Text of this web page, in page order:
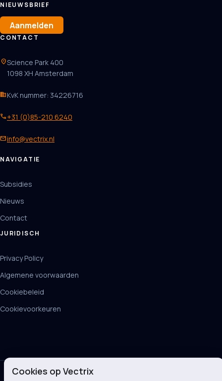
NIEUWSBRIEF
Aanmelden
CONTACT
location_onScience Park 400
1098 XH Amsterdam
businessKvK nummer: 34226716
phone+31 (0)85-210 6240
mailinfo@vectrix.nl
NAVIGATIE
Subsidies
Nieuws
Contact
JURIDISCH
Privacy Policy
Algemene voorwaarden
Cookiebeleid
Cookievoorkeuren
Cookies op Vectrix